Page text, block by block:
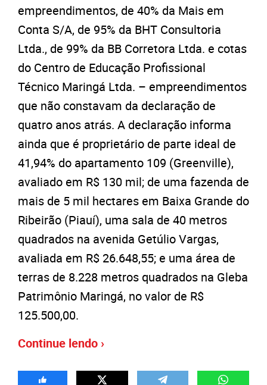
empreendimentos, de 40% da Mais em
Conta S/A, de 95% da BHT Consultoria
Ltda., de 99% da BB Corretora Ltda. e cotas
do Centro de Educação Profissional
Técnico Maringá Ltda. – empreendimentos
que não constavam da declaração de
quatro anos atrás. A declaração informa
ainda que é proprietário de parte ideal de
41,94% do apartamento 109 (Greenville),
avaliado em R$ 130 mil; de uma fazenda de
mais de 5 mil hectares em Baixa Grande do
Ribeirão (Piauí), uma sala de 40 metros
quadrados na avenida Getúlio Vargas,
avaliada em R$ 26.648,55; e uma área de
terras de 8.228 metros quadrados na Gleba
Patrimônio Maringá, no valor de R$
125.500,00.
Continue lendo ›